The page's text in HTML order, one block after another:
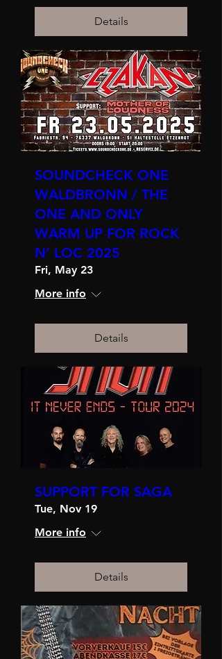
Details
SOUNDCHECK ONE
WALDBRONN / THE
ONE AND ONLY
WARM UP FOR ROCK
N’ LOC 2025
Fri, May 23
More info
Details
SUPPORT FOR SAGA
Tue, Nov 19
More info
Details